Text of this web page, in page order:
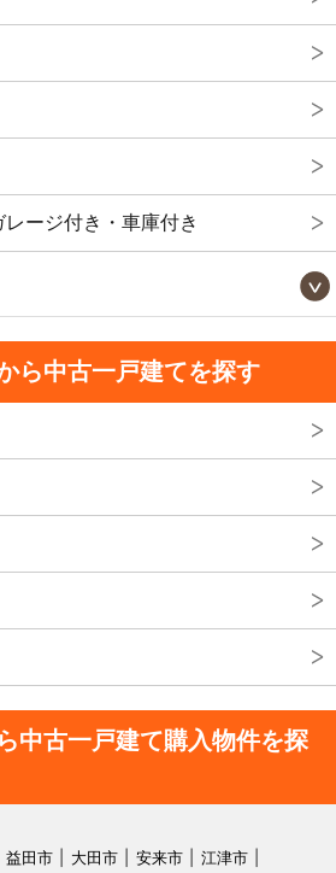
ージ付き・車庫付き
ら中古一戸建てを探す
中古一戸建て購入物件を探
益田市 大田市 安来市
江津市